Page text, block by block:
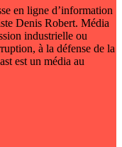
en ligne d’information
Denis Robert. Média
industrielle ou
à la défense de la
est un média au